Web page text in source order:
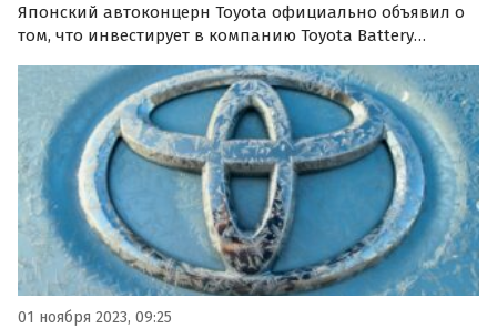
Японский автоконцерн Toyota официально объявил о
том, что инвестирует в компанию Toyota Battery
долларов. Ее завод, расположенный Северной
Каролине, занимается производством тяговых батарей
для…
01 ноября 2023, 09:25